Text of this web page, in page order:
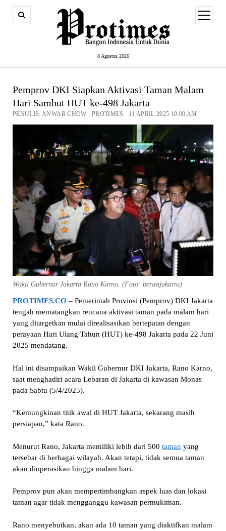
8 Agustus 2026
open
menu
Pemprov DKI Siapkan Aktivasi Taman Malam
Hari Sambut HUT ke-498 Jakarta
PENULIS: ANWAR CHOW PROTIMES 11 APRIL 2025 10:00 AM
Wakil Gubernur Jakarta Rano Karno. (Foto: beritajakarta)
PROTIMES.CO – Pemerintah Provinsi (Pemprov) DKI Jakarta
tengah mematangkan rencana aktivasi taman pada malam hari
yang ditargetkan mulai direalisasikan bertepatan dengan
perayaan Hari Ulang Tahun (HUT) ke-498 Jakarta pada 22 Juni
2025 mendatang.
Hal ini disampaikan Wakil Gubernur DKI Jakarta, Rano Karno,
saat menghadiri acara Lebaran di Jakarta di kawasan Monas
pada Sabtu (5/4/2025).
“Kemungkinan titik awal di HUT Jakarta, sekarang masih
persiapan,” kata Rano.
Menurut Rano, Jakarta memiliki lebih dari 500 taman yang
tersebar di berbagai wilayah. Akan tetapi, tidak semua taman
akan dioperasikan hingga malam hari.
Pemprov pun akan mempertimbangkan aspek luas dan lokasi
taman agar tidak mengganggu kawasan permukiman.
Rano menyebutkan, akan ada 10 taman yang diaktifkan malam